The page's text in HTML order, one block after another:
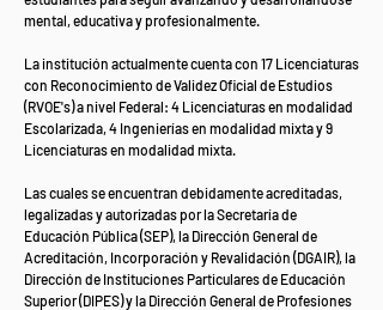
mental, educativa y profesionalmente.
La institución actualmente cuenta con 17 Licenciaturas
con Reconocimiento de Validez Oficial de Estudios
(RVOE's) a nivel Federal: 4 Licenciaturas en modalidad
Escolarizada, 4 Ingenierías en modalidad mixta y 9
Licenciaturas en modalidad mixta.
Las cuales se encuentran debidamente acreditadas,
legalizadas y autorizadas por la Secretaría de
Educación Pública (SEP), la Dirección General de
Acreditación, Incorporación y Revalidación (DGAIR), la
Dirección de Instituciones Particulares de Educación
Superior (DIPES) y la Dirección General de Profesiones